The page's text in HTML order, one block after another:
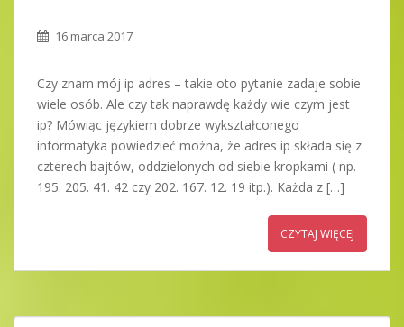
16 marca 2017
Czy znam mój ip adres – takie oto pytanie zadaje sobie
wiele osób. Ale czy tak naprawdę każdy wie czym jest
ip? Mówiąc językiem dobrze wykształconego
informatyka powiedzieć można, że adres ip składa się z
czterech bajtów, oddzielonych od siebie kropkami ( np.
195. 205. 41. 42 czy 202. 167. 12. 19 itp.). Każda z […]
CZYTAJ WIĘCEJ